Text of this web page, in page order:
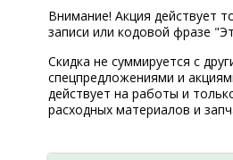
ЗАПИСЬ НА
ЗАДАТЬ
Внимание! Акция действует
записи или кодовой фразе
Скидка не суммируется с
спецпредложениями и
действует на работы и
расходных материалов и